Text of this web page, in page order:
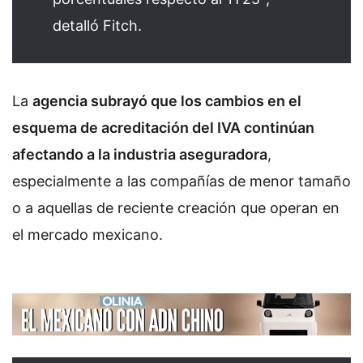
detalló Fitch.
La agencia subrayó que los cambios en el
esquema de acreditación del IVA continúan
afectando a la industria aseguradora,
especialmente a las compañías de menor tamaño
o a aquellas de reciente creación que operan en
el mercado mexicano.